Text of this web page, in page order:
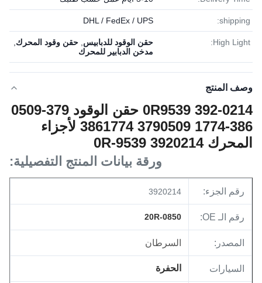
shipping:
DHL / FedEx / UPS
High Light: حقن الوقود للدبابيس حقن وقود المحرك
مدخن الدبابير للمحرك
وصف المنتج
0R9539 392-0214 حقن الوقود 379-0509
386-1774 3790509 3861774 لأجزاء
المحرك 0R-9539 3920214
ورقة بيانات المنتج التفصيلية:
رقم الجزء: 3920214
رقم الـ OE: 20R-0850
المصدر: السرطان
السيارات الحفرة